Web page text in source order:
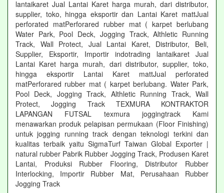
lantaikaret Jual Lantai Karet harga murah, dari distributor,
supplier, toko, hingga eksportir dan Lantai Karet mattJual
perforated matPerforared rubber mat ( karpet berlubang
Water Park, Pool Deck, Jogging Track, Althletic Running
Track, Wall Protect, Jual Lantai Karet, Distributor, Beli,
Supplier, Eksportir, Importir indotrading lantaikaret Jual
Lantai Karet harga murah, dari distributor, supplier, toko,
hingga eksportir Lantai Karet mattJual perforated
matPerforared rubber mat ( karpet berlubang. Water Park,
Pool Deck, Jogging Track, Althletic Running Track, Wall
Protect, Jogging Track TEXMURA KONTRAKTOR
LAPANGAN FUTSAL texmura joggingtrack Kami
menawarkan produk pelapisan permukaan (Floor Finishing)
untuk jogging running track dengan teknologi terkini dan
kualitas terbaik yaitu SigmaTurf Taiwan Global Exporter |
natural rubber Pabrik Rubber Jogging Track, Produsen Karet
Lantai, Produksi Rubber Flooring, Distributor Rubber
Interlocking, Importir Rubber Mat, Perusahaan Rubber
Jogging Track